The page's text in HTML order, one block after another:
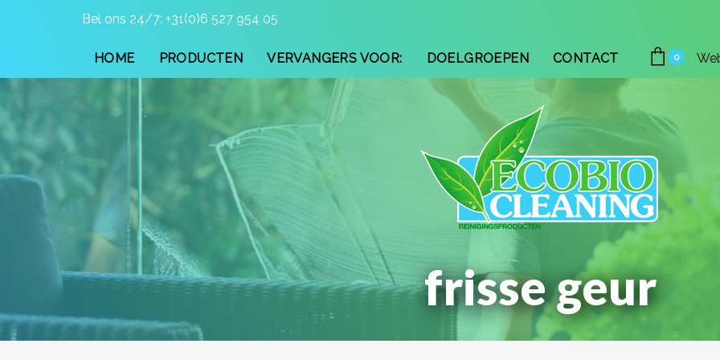
navigation
content
Bel ons 24/7: +31(0)6 527 954 05
HOME PRODUCTEN VERVANGERS VOOR: DOELGROEPEN CONTACT 0
frisse geur